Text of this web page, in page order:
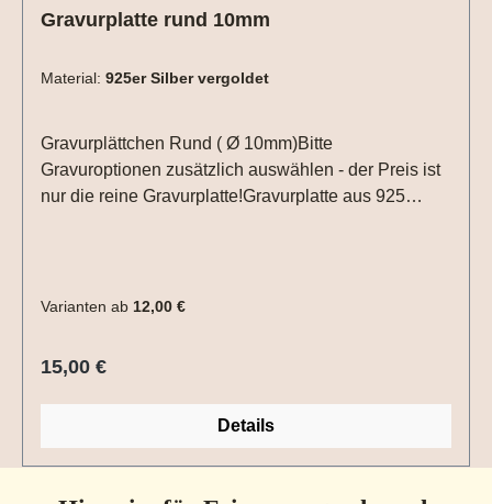
Gravurplatte rund 10mm
Material: 925er Silber vergoldet
Gravurplättchen Rund ( Ø 10mm)Bitte
Gravuroptionen zusätzlich auswählen - der Preis ist
nur die reine Gravurplatte!Gravurplatte aus 925
Rückseite in Druck - oder Schreibschrift
entsprechende Gravuroption auswählen und die
Datei per Upload mit in den Warenkorb legen.
Lasergravuren (Fuß-/Handabdrücke) sind auf
Varianten ab 12,00 €
Regulärer Preis:
15,00 €
Details